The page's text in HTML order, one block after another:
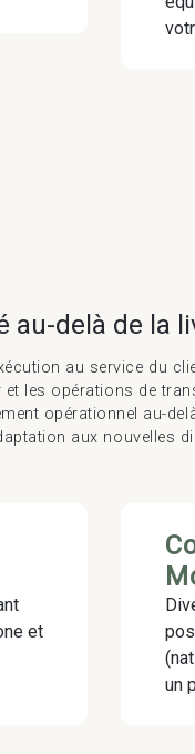
au-delà de la
au service du
les opérations de
opérationnel au-
aux nouvelles
et
un